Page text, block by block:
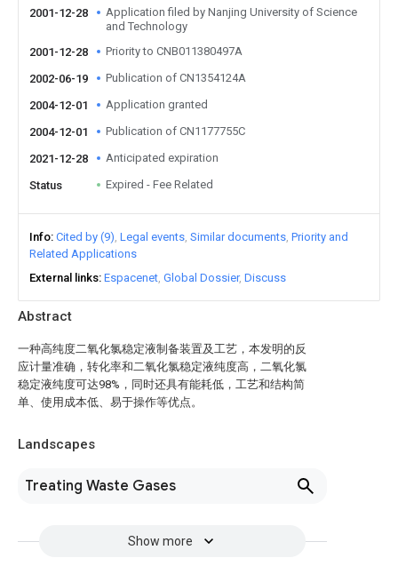
Abstract
一种高纯度二氧化氯稳定液制备装置及工艺，本发明的反
应计量准确，转化率和二氧化氯稳定液纯度高，二氧化氯
稳定液纯度可达98%，同时还具有能耗低，工艺和结构简
单、使用成本低、易于操作等优点。
Landscapes
Treating Waste Gases
Show more
2001-12-28
Application filed by Nanjing University of Science
and Technology
2001-12-28
Priority to CNB011380497A
2002-06-19 Publication of CN1354124A
2004-12-01 Application granted
2004-12-01 Publication of CN1177755C
2021-12-28 Anticipated expiration
Status Expired - Fee Related
Info Cited by (9) Legal events Similar documents Priority and
Related Applications
External links Espacenet Global Dossier Discuss